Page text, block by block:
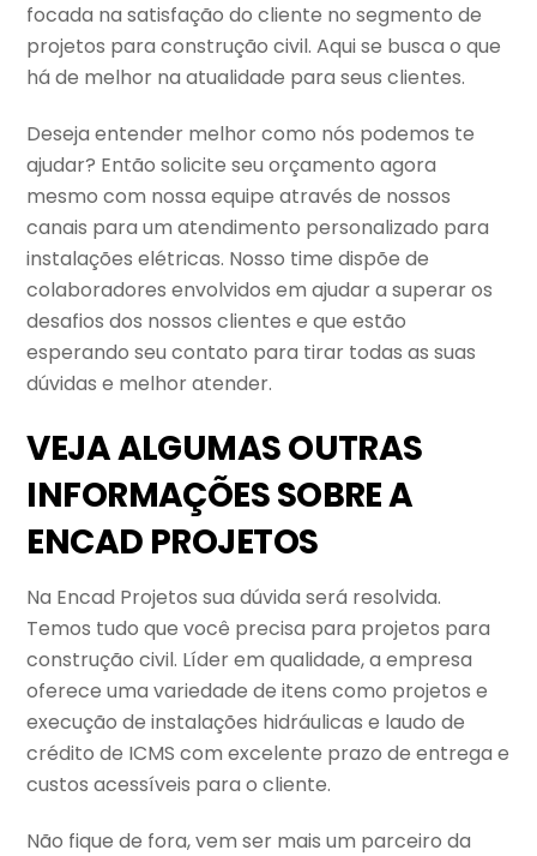
focada na satisfação do cliente no segmento de
projetos para construção civil. Aqui se busca o que
há de melhor na atualidade para seus clientes.
Deseja entender melhor como nós podemos te
ajudar? Então solicite seu orçamento agora
mesmo com nossa equipe através de nossos
canais para um atendimento personalizado para
instalações elétricas. Nosso time dispõe de
colaboradores envolvidos em ajudar a superar os
desafios dos nossos clientes e que estão
esperando seu contato para tirar todas as suas
dúvidas e melhor atender.
VEJA ALGUMAS OUTRAS
INFORMAÇÕES SOBRE A
ENCAD PROJETOS
Na Encad Projetos sua dúvida será resolvida.
Temos tudo que você precisa para projetos para
construção civil. Líder em qualidade, a empresa
oferece uma variedade de itens como projetos e
execução de instalações hidráulicas e laudo de
crédito de ICMS com excelente prazo de entrega e
custos acessíveis para o cliente.
Não fique de fora, vem ser mais um parceiro da